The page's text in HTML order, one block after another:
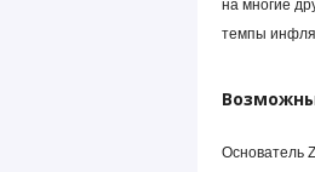
на многие
темпы
Основатель